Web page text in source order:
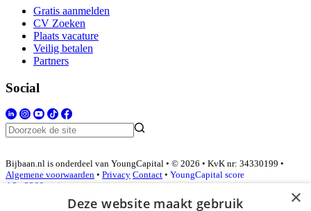
Gratis aanmelden
CV Zoeken
Plaats vacature
Veilig betalen
Partners
Social
Bijbaan.nl is onderdeel van YoungCapital • © 2026 • KvK nr: 34330199 •
Algemene voorwaarden • Privacy Contact • YoungCapital score
4.3 - 3366 reviews
×
Deze website maakt gebruik